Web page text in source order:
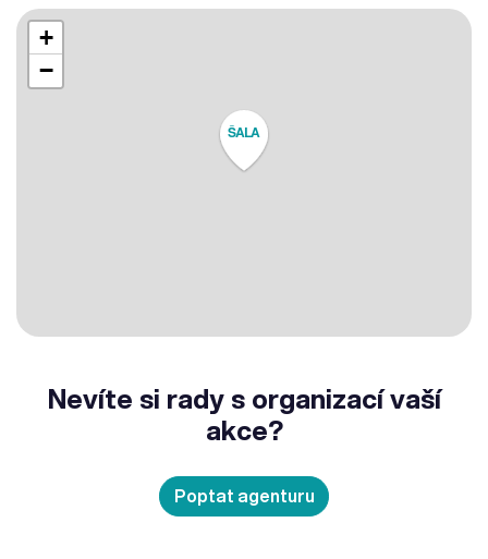
ŠALA
+
−
Nevíte si rady s organizací vaší
akce?
Poptat agenturu